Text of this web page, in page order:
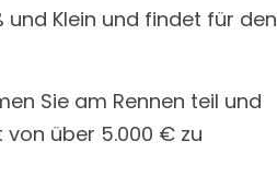
Klein und findet für den
Sie am Rennen teil und
über 5.000 € zu